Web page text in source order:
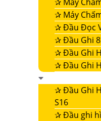
✰ Máy
✰Đầu Đọc
✰Đầu Ghi
✰Đầu Ghi
✰Đầu Ghi
✰Đầu Ghi
S16
✰Đầu ghi